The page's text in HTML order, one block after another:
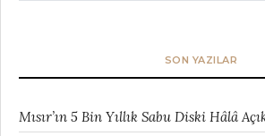
SON YAZILAR
Mısır’ın 5 Bin Yıllık Sabu Diski Hâlâ